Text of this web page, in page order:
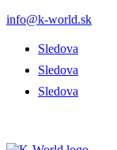
info@k-world.sk
Sledova
Sledova
Sledova